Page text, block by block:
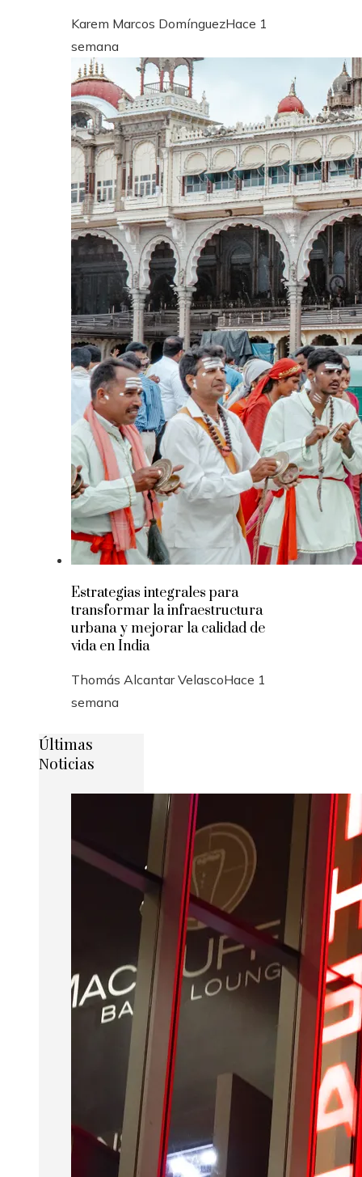
Karem Marcos DomínguezHace 1
semana
Estrategias integrales para
transformar la infraestructura
urbana y mejorar la calidad de
vida en India
Thomás Alcantar VelascoHace 1
semana
Últimas
Noticias